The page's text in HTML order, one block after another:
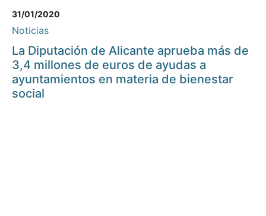
31/01/2020
Noticias
La Diputación de Alicante aprueba más de
3,4 millones de euros de ayudas a
ayuntamientos en materia de bienestar
social